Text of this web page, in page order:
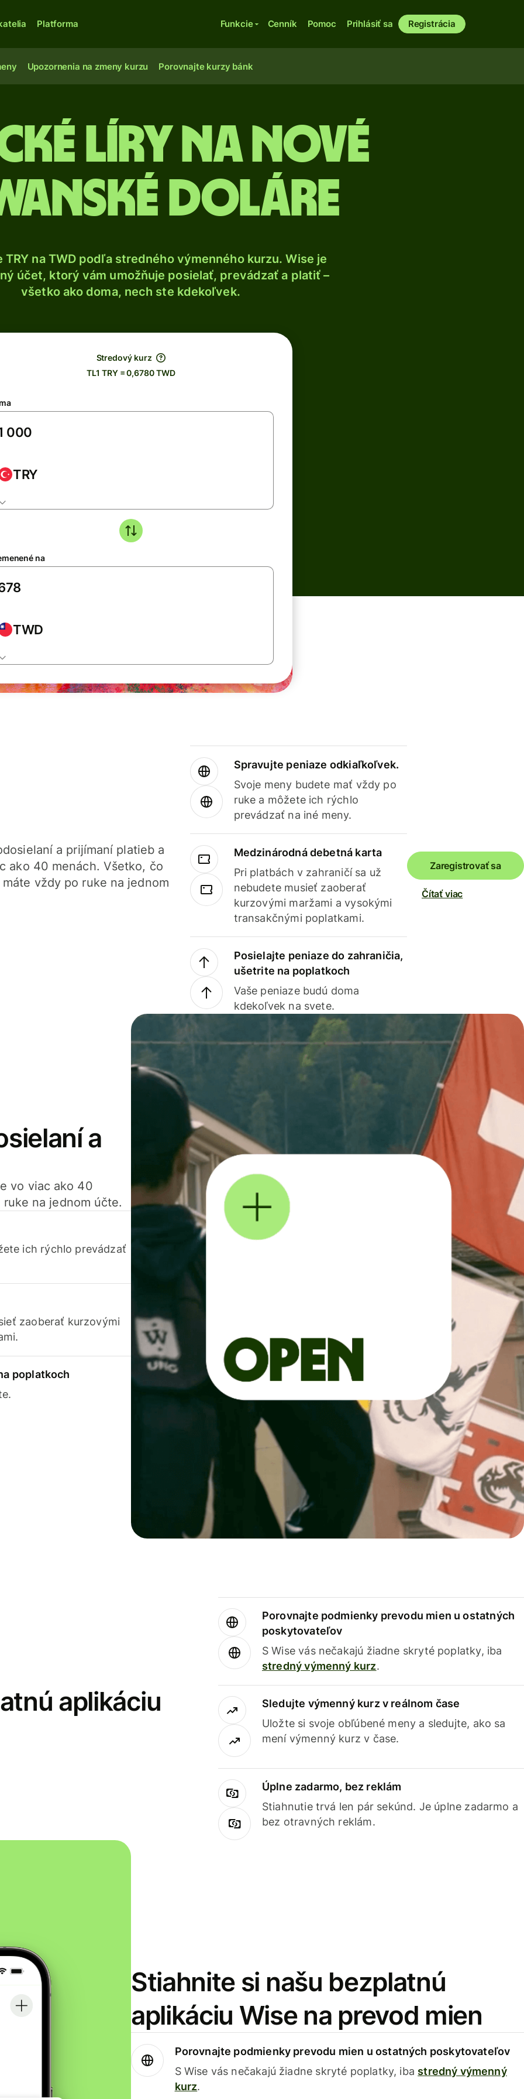
Platforma Funkcie Cenník Pomoc Prihlásiť sa Registrácia
Upozornenia na zmeny kurzu Porovnajte kurzy bánk
líry na nové
doláre
TRY na TWD podľa stredného výmenného kurzu. Wise je
účet, ktorý vám umožňuje posielať, prevádzať a platiť –
všetko ako doma, nech ste kdekoľvek.
Stredový kurz
TL1 TRY = 0,6780 TWD
TRY
na
TWD
a prijímaní platieb a
ako 40 menách. Všetko, čo
vždy po ruke na jednom
Spravujte peniaze odkiaľkoľvek.
Svoje meny budete mať vždy po
ruke a môžete ich rýchlo
prevádzať na iné meny.
Medzinárodná debetná karta
Pri platbách v zahraničí sa už
nebudete musieť zaoberať
kurzovými maržami a vysokými
transakčnými poplatkami.
Posielajte peniaze do zahraničia,
ušetrite na poplatkoch
Vaše peniaze budú doma
kdekoľvek na svete.
Zaregistrovať sa
Čítať viac
a
vo viac ako 40
na jednom účte.
ich rýchlo prevádzať
zaoberať kurzovými
poplatkoch
aplikáciu
Porovnajte podmienky prevodu mien u ostatných
poskytovateľov
S Wise vás nečakajú žiadne skryté poplatky, iba
stredný výmenný kurz.
Sledujte výmenný kurz v reálnom čase
Uložte si svoje obľúbené meny a sledujte, ako sa
mení výmenný kurz v čase.
Úplne zadarmo, bez reklám
Stiahnutie trvá len pár sekúnd. Je úplne zadarmo a
bez otravných reklám.
Stiahnite si našu bezplatnú
aplikáciu Wise na prevod mien
Porovnajte podmienky prevodu mien u ostatných poskytovateľov
S Wise vás nečakajú žiadne skryté poplatky, iba stredný výmenný
kurz.